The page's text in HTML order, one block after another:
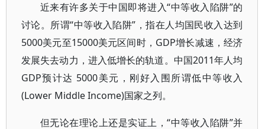
近来有许多关于中国即将进入“中等收入陷阱”的
讨论。所谓“中等收入陷阱”，指在人均国民收入达到
5000美元至15000美元区间时，GDP增长减速，经济
发展失去动力，进入低增长的轨道。中国2011年人均
GDP预计达 5000美元，刚好入围所谓低中等收入
(Lower Middle Income)国家之列。
但无论在理论上还是实证上，“中等收入陷阱”并